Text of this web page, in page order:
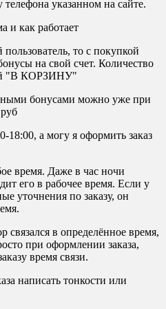
указанном на сайте.
и как работает
то с покупкой
на свой счет. Количество
"В КОРЗИНУ"
бонусами можно уже при
18:00, а могу я оформить заказ
время. Даже в час ночи
его в рабочее время. Если у
уточнения по заказу, он
связался в определённое время,
при оформлении заказа,
время связи.
написать тонкости или